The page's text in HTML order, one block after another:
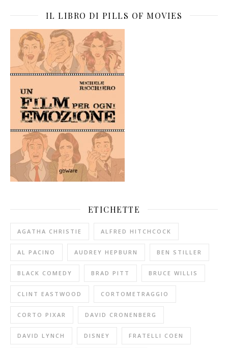
IL LIBRO DI PILLS OF MOVIES
ETICHETTE
AGATHA CHRISTIE ALFRED HITCHCOCK
AL PACINO AUDREY HEPBURN BEN STILLER
BLACK COMEDY BRAD PITT BRUCE WILLIS
CLINT EASTWOOD CORTOMETRAGGIO
CORTO PIXAR DAVID CRONENBERG
DAVID LYNCH DISNEY FRATELLI COEN